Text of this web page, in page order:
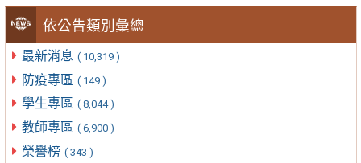
依公告類別彙總
最新消息 ( 10,319 )
防疫專區 ( 149 )
學生專區 ( 8,044 )
教師專區 ( 6,900 )
榮譽榜 ( 343 )